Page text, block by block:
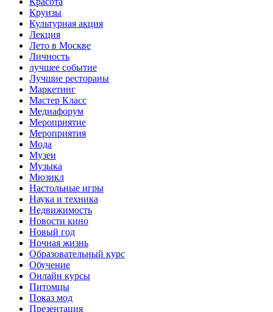
Круизы
Культурная акция
Лекция
Лето в Москве
Личность
лучшее событие
Лучшие рестораны
Маркетинг
Мастер Класс
Медиафорум
Мероприятие
Мероприятия
Мода
Музеи
Музыка
Мюзикл
Настольные игры
Наука и техника
Недвижимость
Новости кино
Новый год
Ночная жизнь
Образовательный курс
Обучение
Онлайн курсы
Питомцы
Показ мод
Презентация